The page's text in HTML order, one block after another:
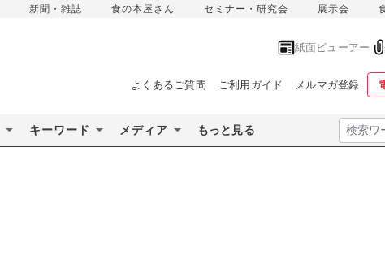
新聞・雑誌 食の本屋さん セミナー・研究会 展示会
紙面ビューアー
よくあるご質問 ご利用ガイド メルマガ登録
キーワード メディア もっと見る